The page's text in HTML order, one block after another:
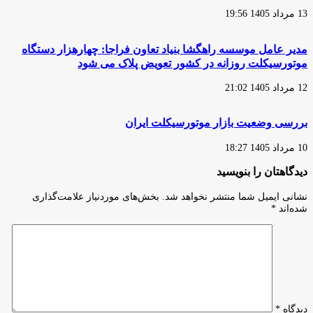
برای
به
جان
سلامت
می‌کنند
13 مرداد 1405 19:56
مدیر عامل موسسه راهگشا بنیاد تعاون فراجا: چهارهزار دستگاه
موتورسیکلت روزانه در کشور تعویض پلاک می شود
12 مرداد 1405 21:02
بررسی وضعیت بازار موتورسیکلت ایران
10 مرداد 1405 18:27
دیدگاهتان را بنویسید
نشانی ایمیل شما منتشر نخواهد شد.
بخش‌های موردنیاز علامت‌گذاری
شده‌اند *
دیدگاه *